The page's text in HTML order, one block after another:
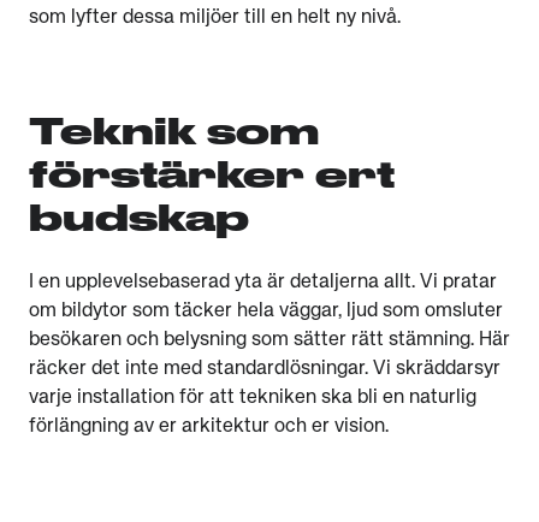
som lyfter dessa miljöer till en helt ny nivå.
Teknik som
förstärker ert
budskap
I en upplevelsebaserad yta är detaljerna allt. Vi pratar
om bildytor som täcker hela väggar, ljud som omsluter
besökaren och belysning som sätter rätt stämning. Här
räcker det inte med standardlösningar. Vi skräddarsyr
varje installation för att tekniken ska bli en naturlig
förlängning av er arkitektur och er vision.